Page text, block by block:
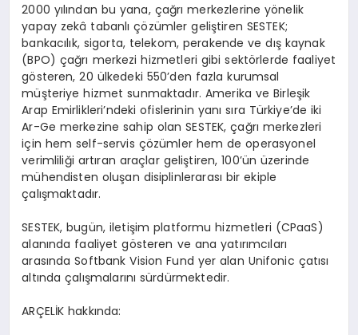
2000 yılından bu yana, çağrı merkezlerine yönelik
yapay zekâ tabanlı çözümler geliştiren SESTEK;
bankacılık, sigorta, telekom, perakende ve dış kaynak
(BPO) çağrı merkezi hizmetleri gibi sektörlerde faaliyet
gösteren, 20 ülkedeki 550’den fazla kurumsal
müşteriye hizmet sunmaktadır. Amerika ve Birleşik
Arap Emirlikleri’ndeki ofislerinin yanı sıra Türkiye’de iki
Ar-Ge merkezine sahip olan SESTEK, çağrı merkezleri
için hem self-servis çözümler hem de operasyonel
verimliliği artıran araçlar geliştiren, 100’ün üzerinde
mühendisten oluşan disiplinlerarası bir ekiple
çalışmaktadır.
SESTEK, bugün, iletişim platformu hizmetleri (CPaaS)
alanında faaliyet gösteren ve ana yatırımcıları
arasında Softbank Vision Fund yer alan Unifonic çatısı
altında çalışmalarını sürdürmektedir.
ARÇELİK hakkında: